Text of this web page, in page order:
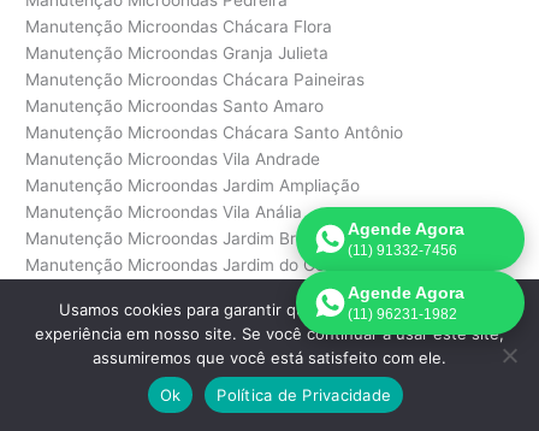
Manutenção Microondas Chácara Flora
Manutenção Microondas Granja Julieta
Manutenção Microondas Chácara Paineiras
Manutenção Microondas Santo Amaro
Manutenção Microondas Chácara Santo Antônio
Manutenção Microondas Vila Andrade
Manutenção Microondas Jardim Ampliação
Manutenção Microondas Vila Anália
Manutenção Microondas Jardim Bronzato
Manutenção Microondas Jardim do Colégio
Manutenção Microondas Vila Ernesto
Manutenção Microondas Jardim Eunice
Manutenção Microondas Jardim Fonte do Morumbi
Manutenção Microondas Jardim Helena
Manutenção Microondas Jardim Morumbi
Agende Agora
(11) 91332-7456
Agende Agora
(11) 96231-1982
Usamos cookies para garantir que oferecemos a melhor
experiência em nosso site. Se você continuar a usar este site,
assumiremos que você está satisfeito com ele.
Ok
Política de Privacidade